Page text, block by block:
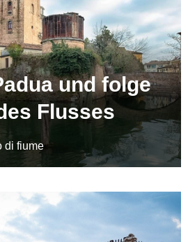
und folge
Flusses
di fiume